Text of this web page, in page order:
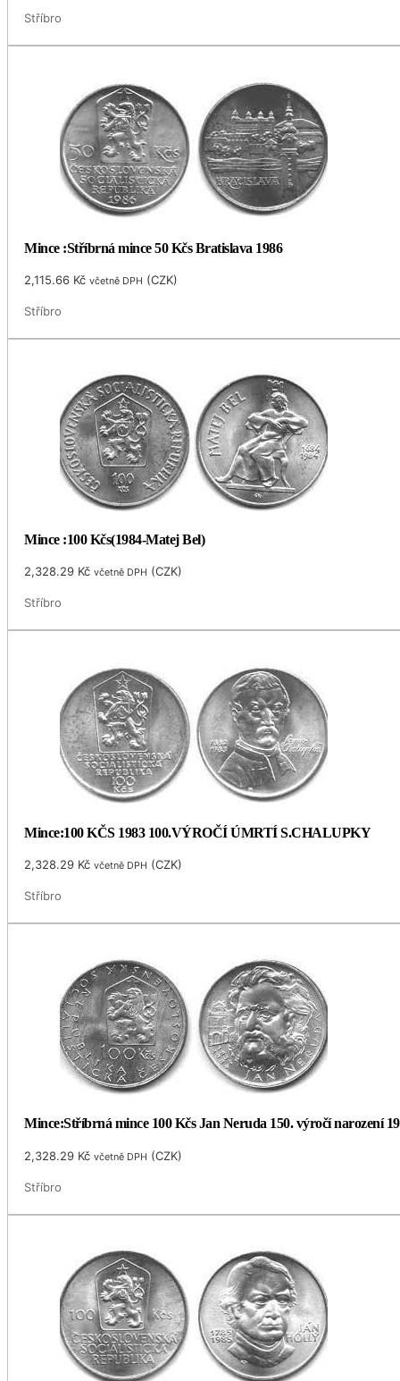
Stříbro
Mince :Stříbrná mince 50 Kčs Bratislava 1986
2,115.66 Kč včetně DPH (CZK)
Stříbro
Mince :100 Kčs(1984-Matej Bel)
2,328.29 Kč včetně DPH (CZK)
Stříbro
Mince:100 KČS 1983 100.VÝROČÍ ÚMRTÍ S.CHALUPKY
2,328.29 Kč včetně DPH (CZK)
Stříbro
Mince:Stříbrná mince 100 Kčs Jan Neruda 150. výročí narození
2,328.29 Kč včetně DPH (CZK)
Stříbro